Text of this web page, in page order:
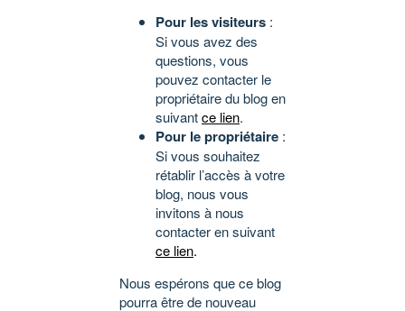
Pour les visiteurs :
Si vous avez des
questions, vous
pouvez contacter le
propriétaire du blog en
suivantce lien.
Pour le propriétaire :
Si vous souhaitez
rétablir l’accès à votre
blog, nous vous
invitons à nous
contacter en suivant
ce lien.
Nous espérons que ce blog
pourra être de nouveau